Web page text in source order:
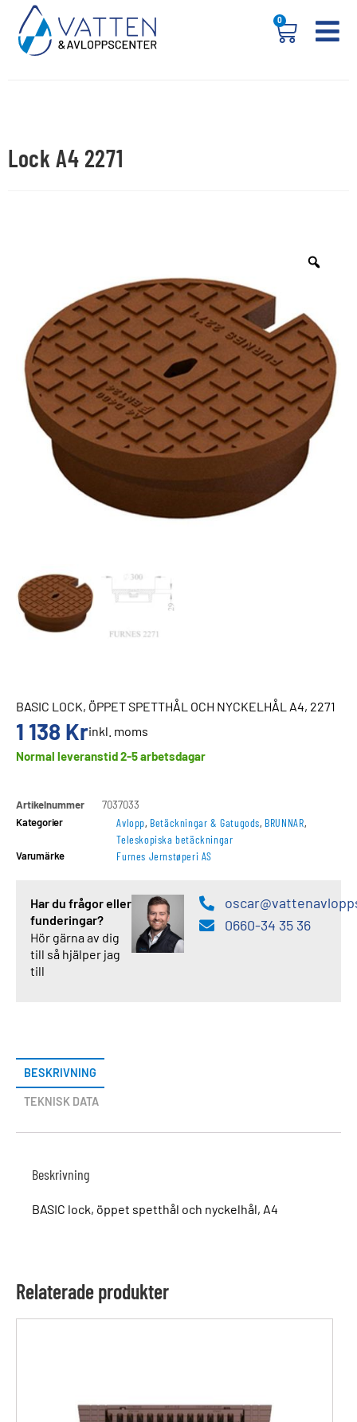
0
Lock A4 2271
BASIC LOCK, ÖPPET SPETTHÅL OCH NYCKELHÅL A4, 2271
1 138 Krinkl. moms
Normal leveranstid 2-5 arbetsdagar
Artikelnummer
7037033
Kategorier
Avlopp, Betäckningar & Gatugods, BRUNNAR,
Teleskopiska betäckningar
Varumärke Furnes Jernstøperi AS
Har du frågor eller
funderingar?
Hör gärna av dig
till så hjälper jag
till
0660-34 35 36
BESKRIVNING
TEKNISK DATA
Beskrivning
BASIC lock, öppet spetthål och nyckelhål, A4
Relaterade produkter